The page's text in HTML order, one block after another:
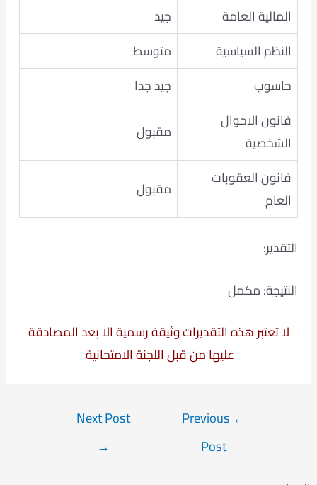
المالية العامة
جيد
النظم السياسية
متوسط
حاسوب
جيد جدا
قانون الاحوال
الشخصية
مقبول
قانون العقوبات
العام
مقبول
التقدير:
النتيجة: مكمل
لا تعتبر هذه التقديرات وثيقة رسمية الا بعد المصادقة
عليها من قبل اللجنة الامتحانية
←
Previous
Post
Next Post
→